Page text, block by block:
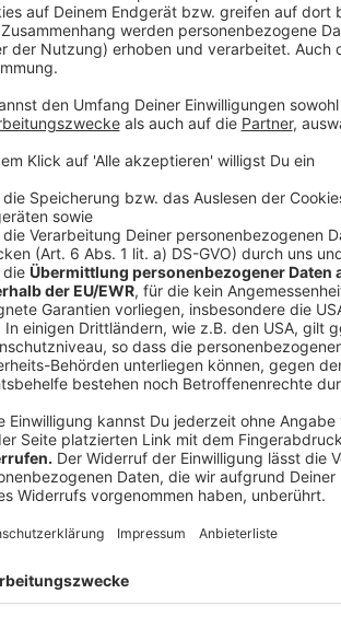
Anzeige
Der Niederrhein hängt die
folgt der nächste am 1.
Vorbereitungstreffen am
zusammengestellt.
August ist dann
Menschen für die Rechte
diesem Jahr so viele CSDs
Duisburg(25.Juli) und
Hattingen und Lünen.
Anzeige
Wenn auch du nach
Stellen wenden:
Anzeige